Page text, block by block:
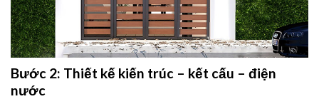
Bước 2: Thiết kế kiến trúc – kết cấu – điện
nước